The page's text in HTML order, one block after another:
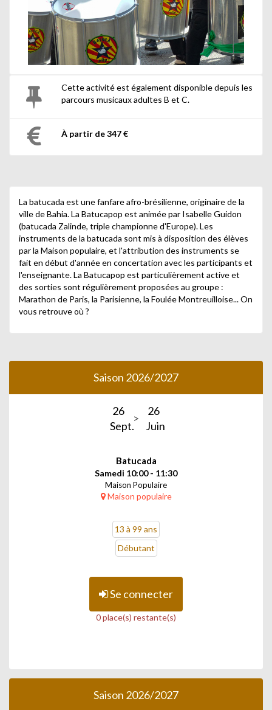
Cette activité est également disponible depuis les
parcours musicaux adultes B et C.
À partir de 347 €
La batucada est une fanfare afro-brésilienne, originaire de la
ville de Bahia. La Batucapop est animée par Isabelle Guidon
(batucada Zalinde, triple championne d'Europe). Les
instruments de la batucada sont mis à disposition des élèves
par la Maison populaire, et l'attribution des instruments se
fait en début d'année en concertation avec les participants et
l'enseignante. La Batucapop est particulièrement active et
des sorties sont régulièrement proposées au groupe :
Marathon de Paris, la Parisienne, la Foulée Montreuilloise... On
vous retrouve où ?
Saison 2026/2027
26
Sept.
26
Juin
Batucada
Samedi 10:00 - 11:30
Maison Populaire
Maison populaire
13 à 99 ans
Débutant
Se connecter
0 place(s) restante(s)
Saison 2026/2027